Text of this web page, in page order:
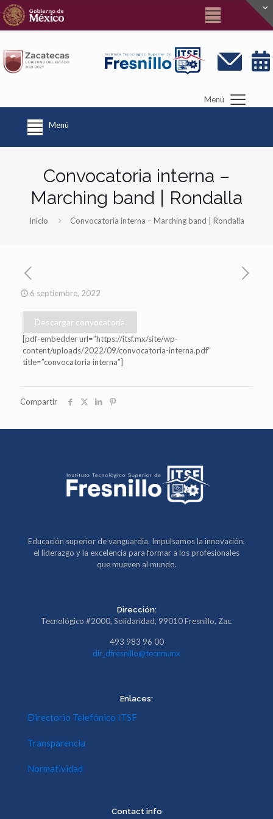
Menú
Menú
Convocatoria interna –
Marching band | Rondalla
Inicio Convocatoria interna – Marching band | Rondalla
6 septiembre, 2022
Descargar convocatoria
[pdf-embedder url=”https://itsf.mx/site/wp-
content/uploads/2022/09/convocatoria-interna.pdf”
title=”convocatoria interna”]
Compartir
Educación superior de vanguardia. Impulsamos la innovación,
el liderazgo y la excelencia para formar a los profesionales
que mueven al mundo.
Dirección:
Tecnológico #2000, Solidaridad, 99010 Fresnillo, Zac.
493 983 96 00
dir_dfresnillo@tecnm.mx
Enlaces:
Directorio Telefónico ITSF
Transparencia
Normatividad
Contact info